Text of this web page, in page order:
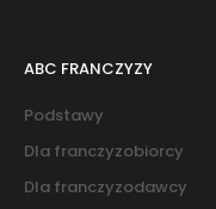
ABC FRANCZYZY
Podstawy
Dla franczyzobiorcy
Dla franczyzodawcy